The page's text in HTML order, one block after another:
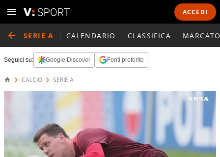
ACCEDI
SERIE A CALENDARIO CLASSIFICA
Seguici su: Google Discover Fonti preferite
CALCIO SERIE A